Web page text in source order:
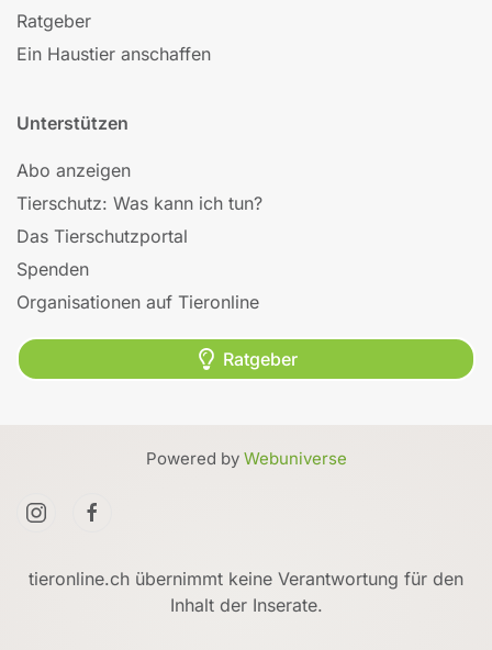
Ratgeber
Ein Haustier anschaffen
Unterstützen
Abo anzeigen
Tierschutz: Was kann ich tun?
Das Tierschutzportal
Spenden
Organisationen auf Tieronline
Ratgeber
Powered by Webuniverse
tieronline.ch übernimmt keine Verantwortung für den
Inhalt der Inserate.